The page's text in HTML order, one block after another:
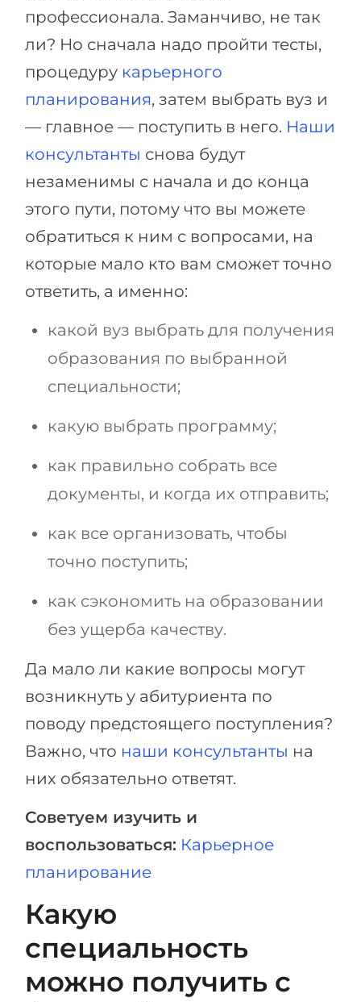
профессионала. Заманчиво, не так
ли? Но сначала надо пройти тесты,
процедуру карьерного
планирования, затем выбрать вуз и
— главное — поступить в него. Наши
консультанты снова будут
незаменимы с начала и до конца
этого пути, потому что вы можете
обратиться к ним с вопросами, на
которые мало кто вам сможет точно
ответить, а именно:
какой вуз выбрать для получения
образования по выбранной
специальности;
какую выбрать программу;
как правильно собрать все
документы, и когда их отправить;
как все организовать, чтобы
точно поступить;
как сэкономить на образовании
без ущерба качеству.
Да мало ли какие вопросы могут
возникнуть у абитуриента по
поводу предстоящего поступления?
Важно, что наши консультанты на
них обязательно ответят.
Советуем изучить и
воспользоваться: Карьерное
планирование
Какую
специальность
можно получить с